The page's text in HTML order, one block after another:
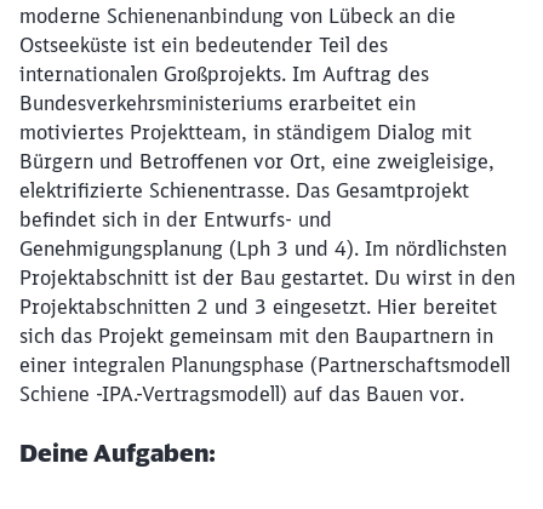
moderne Schienenanbindung von Lübeck an die
Ostseeküste ist ein bedeutender Teil des
internationalen Großprojekts. Im Auftrag des
Bundesverkehrsministeriums erarbeitet ein
motiviertes Projektteam, in ständigem Dialog mit
Bürgern und Betroffenen vor Ort, eine zweigleisige,
elektrifizierte Schienentrasse. Das Gesamtprojekt
befindet sich in der Entwurfs- und
Genehmigungsplanung (Lph 3 und 4). Im nördlichsten
Projektabschnitt ist der Bau gestartet. Du wirst in den
Projektabschnitten 2 und 3 eingesetzt. Hier bereitet
sich das Projekt gemeinsam mit den Baupartnern in
einer integralen Planungsphase (Partnerschaftsmodell
Schiene -IPA.-Vertragsmodell) auf das Bauen vor.
Deine Aufgaben: